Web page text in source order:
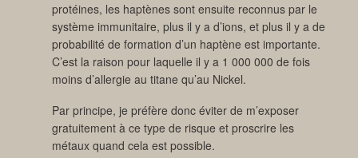
protéines, les haptènes sont ensuite reconnus par le
système immunitaire, plus il y a d’ions, et plus il y a de
probabilité de formation d’un haptène est importante.
C’est la raison pour laquelle il y a 1 000 000 de fois
moins d’allergie au titane qu’au Nickel.
Par principe, je préfère donc éviter de m’exposer
gratuitement à ce type de risque et proscrire les
métaux quand cela est possible.